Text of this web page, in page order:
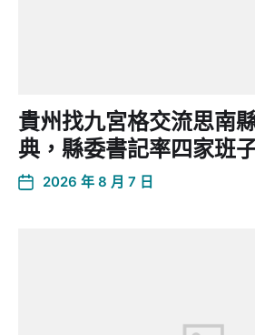
貴州找九宮格交流思南
典，縣委書記率四家班
2026 年 8 月 7 日